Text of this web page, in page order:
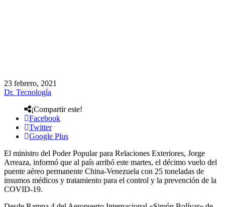
23 febrero, 2021
Dr. Tecnología
¡Compartir este!
Facebook
Twitter
Google Plus
El ministro del Poder Popular para Relaciones Exteriores, Jorge
Arreaza, informó que al país arribó este martes, el décimo vuelo del
puente aéreo permanente China-Venezuela con 25 toneladas de
insumos médicos y tratamiento para el control y la prevención de la
COVID-19.